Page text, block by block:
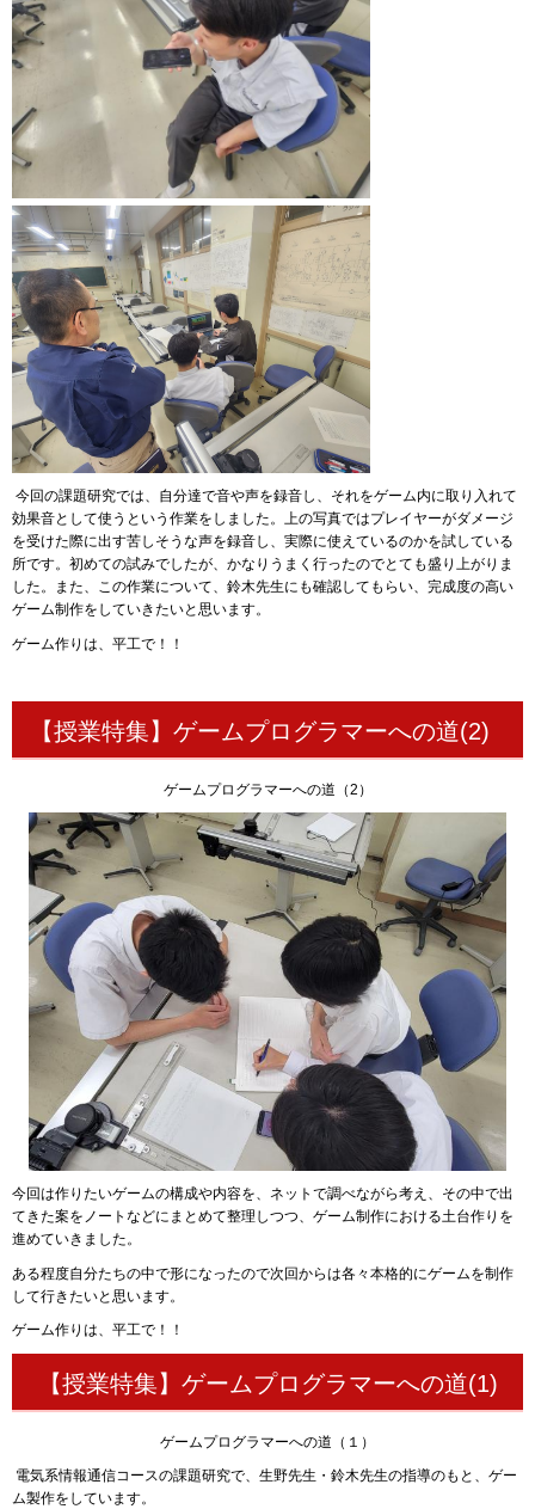
今回の課題研究では、自分達で音や声を録音し、それをゲーム内に取り入れて
効果音として使うという作業をしました。上の写真ではプレイヤーがダメージ
を受けた際に出す苦しそうな声を録音し、実際に使えているのかを試している
所です。初めての試みでしたが、かなりうまく行ったのでとても盛り上がりま
した。また、この作業について、鈴木先生にも確認してもらい、完成度の高い
ゲーム制作をしていきたいと思います。
ゲーム作りは、平工で！！
【授業特集】ゲームプログラマーへの道(2)
ゲームプログラマーへの道（2）
今回は作りたいゲームの構成や内容を、ネットで調べながら考え、その中で出
てきた案をノートなどにまとめて整理しつつ、ゲーム制作における土台作りを
進めていきました。
ある程度自分たちの中で形になったので次回からは各々本格的にゲームを制作
して行きたいと思います。
ゲーム作りは、平工で！！
【授業特集】ゲームプログラマーへの道(1)
ゲームプログラマーへの道（１）
電気系情報通信コースの課題研究で、生野先生・鈴木先生の指導のもと、ゲー
ム製作をしています。